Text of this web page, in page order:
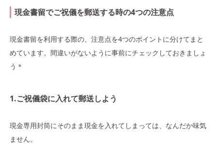
現金書留でご祝儀を郵送する時の4つの注意点
現金書留を利用する際の、注意点を4つのポイントに分けてまと
めています。間違いがないように事前にチェックしておきましょ
う＊
1.ご祝儀袋に入れて郵送しよう
現金専用封筒にそのまま現金を入れてしまっては、なんだか味気
ません。